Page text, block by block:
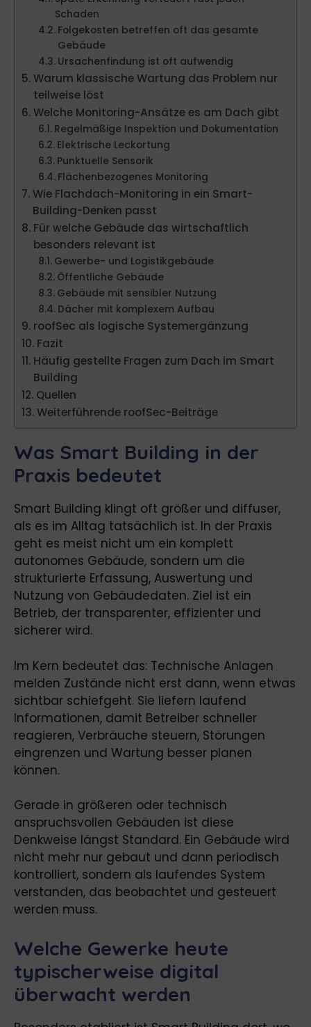
Schaden
Folgekosten betreffen oft das gesamte
Gebäude
Ursachenfindung ist oft aufwendig
Warum klassische Wartung das Problem nur
teilweise löst
Welche Monitoring-Ansätze es am Dach gibt
Regelmäßige Inspektion und Dokumentation
Elektrische Leckortung
Punktuelle Sensorik
Flächenbezogenes Monitoring
Wie Flachdach-Monitoring in ein Smart-
Building-Denken passt
Für welche Gebäude das wirtschaftlich
besonders relevant ist
Gewerbe- und Logistikgebäude
Öffentliche Gebäude
Gebäude mit sensibler Nutzung
Dächer mit komplexem Aufbau
roofSec als logische Systemergänzung
Fazit
Häufig gestellte Fragen zum Dach im Smart
Building
Quellen
Weiterführende roofSec-Beiträge
Was Smart Building in der
Praxis bedeutet
Smart Building klingt oft größer und diffuser,
als es im Alltag tatsächlich ist. In der Praxis
geht es meist nicht um ein komplett
autonomes Gebäude, sondern um die
strukturierte Erfassung, Auswertung und
Nutzung von Gebäudedaten. Ziel ist ein
Betrieb, der transparenter, effizienter und
sicherer wird.
Im Kern bedeutet das: Technische Anlagen
melden Zustände nicht erst dann, wenn etwas
sichtbar schiefgeht. Sie liefern laufend
Informationen, damit Betreiber schneller
reagieren, Verbräuche steuern, Störungen
eingrenzen und Wartung besser planen
können.
Gerade in größeren oder technisch
anspruchsvollen Gebäuden ist diese
Denkweise längst Standard. Ein Gebäude wird
nicht mehr nur gebaut und dann periodisch
kontrolliert, sondern als laufendes System
verstanden, das beobachtet und gesteuert
werden muss.
Welche Gewerke heute
typischerweise digital
überwacht werden